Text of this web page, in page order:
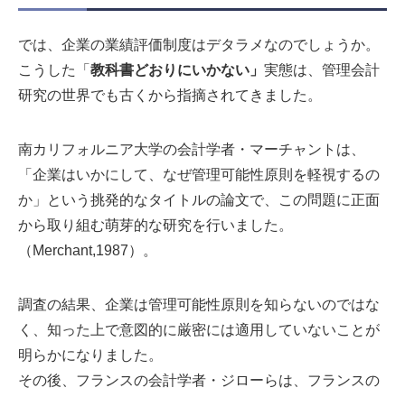
では、企業の業績評価制度はデタラメなのでしょうか。
こうした「 教科書どおりにいかない」 実態は、管理会計
研究の世界でも古くから指摘されてきました。
南カリフォルニア大学の会計学者・マーチャントは、
「企業はいかにして、なぜ管理可能性原則を軽視するの
か」という挑発的なタイトルの論文で、この問題に正面
から取り組む萌芽的な研究を行いました。
（Merchant,1987）。
調査の結果、企業は管理可能性原則を知らないのではな
く、知った上で意図的に厳密には適用していないことが
明らかになりました。
その後、フランスの会計学者・ジローらは、フランスの